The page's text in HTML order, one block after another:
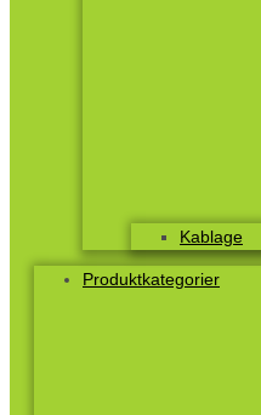
Kablage
Produktkategorier